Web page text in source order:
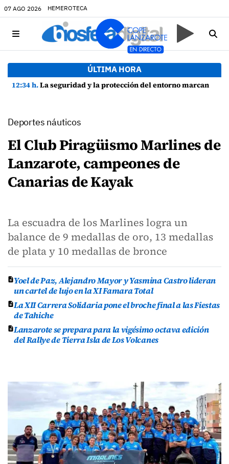
07 AGO 2026 HEMEROTECA
ÚLTIMA HORA
12:34 h.La seguridad y la protección del entorno marcan la planificación de las Fiestas de La Caleta de Famara
Deportes náuticos
El Club Piragüismo Marlines de
Lanzarote, campeones de
Canarias de Kayak
La escuadra de los Marlines logra un
balance de 9 medallas de oro, 13 medallas
de plata y 10 medallas de bronce
Yoel de Paz, Alejandro Mayor y Yasmina Castro lideran
un cartel de lujo en la XI Famara Total
La XII Carrera Solidaria pone el broche final a las Fiestas
de Tahiche
Lanzarote se prepara para la vigésimo octava edición
del Rallye de Tierra Isla de Los Volcanes